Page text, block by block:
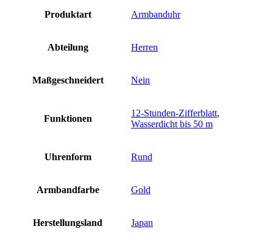
Produktart Armbanduhr
Abteilung Herren
Maßgeschneidert Nein
Funktionen
12-Stunden-Zifferblatt,
Wasserdicht bis 50 m
Uhrenform Rund
Armbandfarbe Gold
Herstellungsland Japan